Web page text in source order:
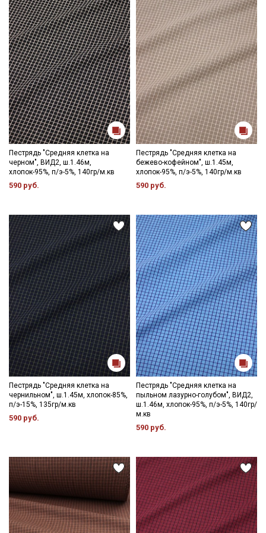
настроек вашего монитора и номера партии. Для точного
соответствия цвета рекомендуем заказать образец ткани или
связаться с менеджером для уточнения наличия образцов и
цвета перед оформлением заказа.
Пестрядь "Средняя клетка на
черном", ВИД2, ш.1.46м,
хлопок-95%, п/э-5%, 140гр/м.кв
590 руб.
Пестрядь "Средняя клетка на
бежево-кофейном", ш.1.45м,
хлопок-95%, п/э-5%, 140гр/м.кв
590 руб.
Пестрядь "Средняя клетка на
чернильном", ш.1.45м, хлопок-85%,
п/э-15%, 135гр/м.кв
590 руб.
Пестрядь "Средняя клетка на
пыльном лазурно-голубом", ВИД2,
ш.1.46м, хлопок-95%, п/э-5%, 140гр/
м.кв
590 руб.